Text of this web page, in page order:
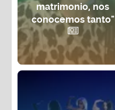
matrimonio, nos
conocemos tanto"